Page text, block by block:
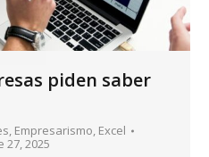
piden saber
, Empresarismo, Excel
27, 2025